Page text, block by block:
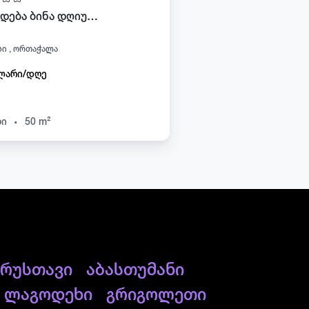
ქირავდება ბინა დღიურად ორთაჭალაში
, ორთაჭალა
დღე
. 50 m²
რუსთავი
აბასთუმანი
ლაგოდეხი
გრიგოლეთი